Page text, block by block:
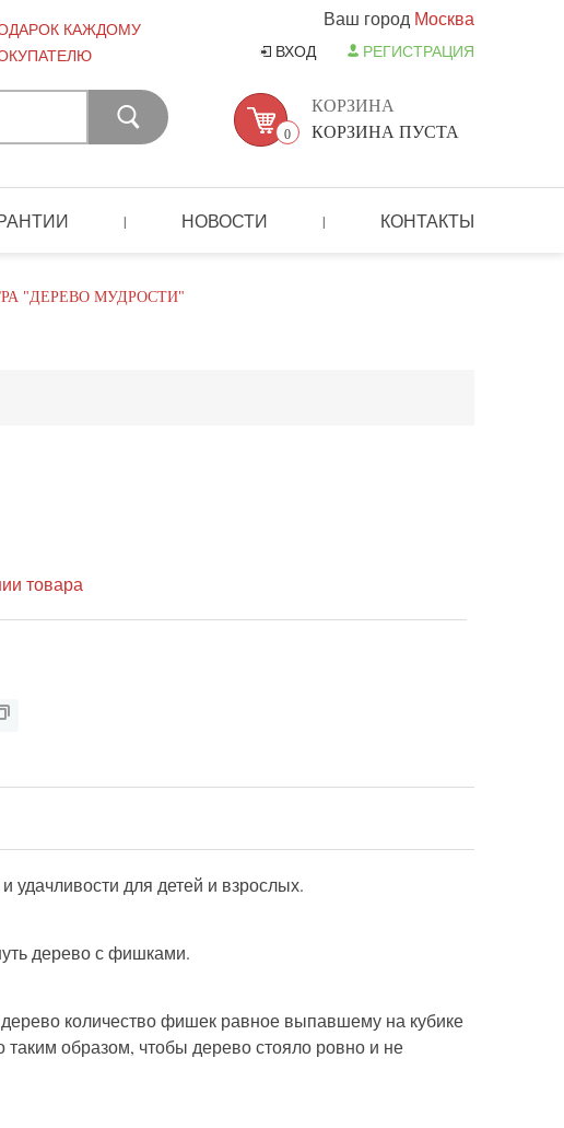
КАЖДОМУ
Ваш город Москва
ВХОД РЕГИСТРАЦИЯ
0
КОРЗИНА
КОРЗИНА ПУСТА
| НОВОСТИ | КОНТАКТЫ
"ДЕРЕВО МУДРОСТИ"
товара
удачливости для детей и взрослых.
дерево с фишками.
количество фишек равное выпавшему на кубике
образом, чтобы дерево стояло ровно и не